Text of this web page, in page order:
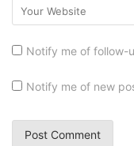
Notify me of follow-
Notify me of new